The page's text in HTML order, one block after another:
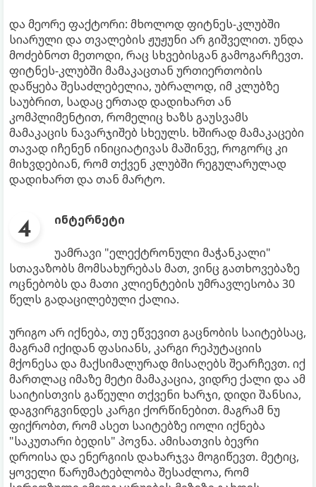
და მეორე ფაქტორი: მხოლოდ ფიტნეს-კლუბში
სიარული და თვალების ჟუჟუნი არ გიშველით. უნდა
მოძებნოთ მეთოდი, რაც სხვებისგან გამოგარჩევთ.
ფიტნეს-კლუბში მამაკაცთან ურთიერთობის
დაწყება შესაძლებელია, უბრალოდ, იმ კლუბზე
საუბრით, სადაც ერთად დადიხართ ან
კომპლიმენტით, რომელიც ხაზს გაუსვამს
მამაკაცის ნავარჯიშებ სხეულს. ხშირად მამაკაცები
თავად იჩენენ ინიციატივას მაშინვე, როგორც კი
მიხვდებიან, რომ თქვენ კლუბში რეგულარულად
დადიხართ და თან მარტო.
ინტერნეტი
უამრავი "ელექტრონული მაჭანკალი"
სთავაზობს მომსახურებას მათ, ვინც გათხოვებაზე
ოცნებობს და მათი კლიენტების უმრავლესობა 30
წელს გადაცილებული ქალია.
ურიგო არ იქნება, თუ ეწვევით გაცნობის საიტებსაც,
მაგრამ იქიდან ფასიანს, კარგი რეპუტაციის
მქონესა და მაქსიმალურად მისაღებს შეარჩევთ. იქ
მართლაც იმაზე მეტი მამაკაცია, ვიდრე ქალი და ამ
საიტისთვის გაწეული თქვენი ხარჯი, დიდი შანსია,
დაგვირგვინდეს კარგი ქორწინებით. მაგრამ ნუ
ფიქრობთ, რომ ასეთ საიტებზე იოლი იქნება
"საკუთარი ბედის" პოვნა. ამისათვის ბევრი
დროისა და ენერგიის დახარჯვა მოგიწევთ. მეტიც,
ყოველი წარუმატებლობა შესაძლოა, რომ